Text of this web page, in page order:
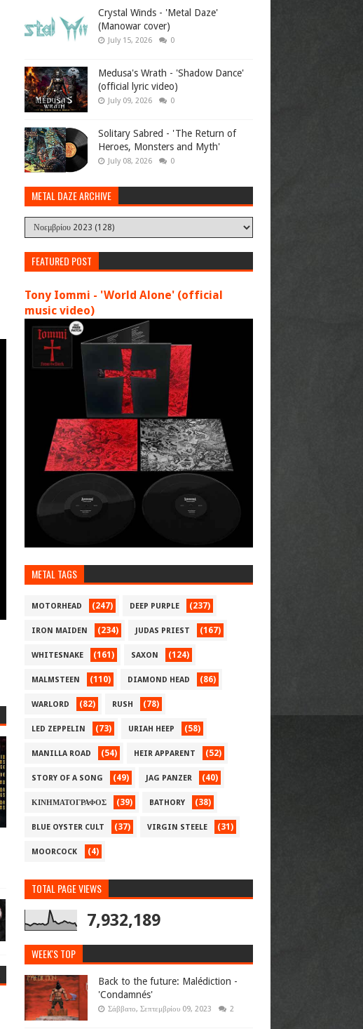
Crystal Winds - 'Metal Daze'
(Manowar cover)
July 15, 2026 0
Medusa's Wrath - 'Shadow Dance'
(official lyric video)
July 09, 2026 0
Solitary Sabred - 'The Return of
Heroes, Monsters and Myth'
July 08, 2026 0
METAL DAZE ARCHIVE
FEATURED POST
Tony Iommi - 'World Alone' (official
music video)
METAL TAGS
MOTORHEAD (247) DEEP PURPLE (237)
IRON MAIDEN (234) JUDAS PRIEST (167)
WHITESNAKE (161) SAXON (124)
MALMSTEEN (110) DIAMOND HEAD (86)
WARLORD (82) RUSH (78)
LED ZEPPELIN (73) URIAH HEEP (58)
MANILLA ROAD (54) HEIR APPARENT (52)
STORY OF A SONG (49) JAG PANZER (40)
ΚΙΝΗΜΑΤΟΓΡΑΦΟΣ (39) BATHORY (38)
BLUE OYSTER CULT (37) VIRGIN STEELE (31)
MOORCOCK (4)
TOTAL PAGE VIEWS
7,932,189
WEEK'S TOP
Back to the future: Malédiction -
'Condamnés'
Σάββατο, Σεπτεμβρίου 09, 2023 2